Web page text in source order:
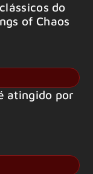
do
of Chaos
atingido por